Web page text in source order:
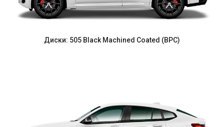
Диски: 505 Black Machined Coated (BPC)